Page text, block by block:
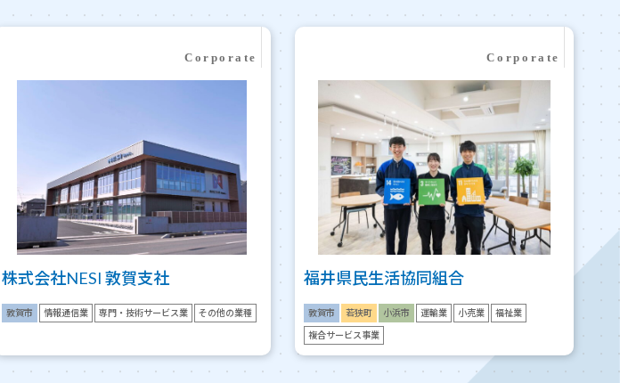
株式会社NESI 敦賀支社
敦賀市 情報通信業 専門・技術サービス業 その他の業種
福井県民生活協同組合
敦賀市 若狭町 小浜市 運輸業 小売業 福祉業
複合サービス事業